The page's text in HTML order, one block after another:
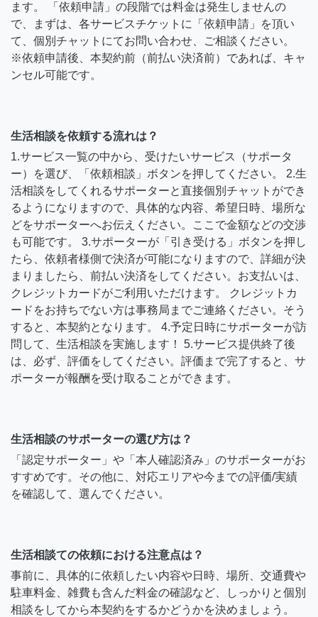
ます。 「依頼申請」の段階では料金は発生しませんの
で、まずは、各サービスチケットに「依頼申請」を頂い
て、個別チャットにてお問い合わせ、ご相談ください。
※依頼申請後、本契約前（前払い決済前）であれば、キャ
ンセル可能です。
生活相談を依頼する流れは？
1.サービス一覧の中から、受けたいサービス（サポータ
ー）を選び、「依頼相談」ボタンを押してください。 2.生
活相談をしてくれるサポーターと直接個別チャットができ
るようになりますので、具体的な内容、希望日時、場所な
どをサポーターへお伝えください。ここで金額などの交渉
も可能です。 3.サポーターが「引き受ける」ボタンを押し
たら、依頼者様側で決済が可能になりますので、詳細が決
まりましたら、前払い決済をしてください。お支払いは、
クレジットカードがご利用いただけます。 クレジットカ
ードをお持ちでない方は事務局までご連絡ください。そう
すると、本契約となります。 4.予定日時にサポーターが訪
問して、生活相談を実施します！ 5.サービス提供終了後
は、必ず、評価をしてください。評価まで完了すると、サ
ポーターが報酬を受け取ることができます。
生活相談のサポーターの選び方は？
「認定サポーター」や「本人確認済み」のサポーターがお
すすめです。その他に、対応エリアや今までの評価/実績
を確認して、選んでください。
生活相談ての依頼における注意点は？
事前に、具体的に依頼したい内容や日時、場所、交通費や
駐車料金、雑費も含んだ料金の確認など、しっかりと個別
相談をしてから本契約をするかどうかを決めましょう。